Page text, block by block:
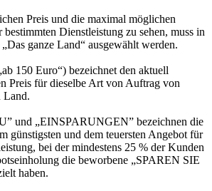
Preis und die maximal möglichen
Dienstleistung zu sehen, muss in
ganze Land“ ausgewählt werden.
150 Euro“) bezeichnet den aktuell
Preis für dieselbe Art von Auftrag von
Land.
und „EINSPARUNGEN” bezeichnen die
günstigsten und dem teuersten Angebot für
bei der mindestens 25 % der Kunden
die beworbene „SPAREN SIE
haben.